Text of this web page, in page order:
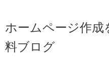
ホームページ作
料ブログ